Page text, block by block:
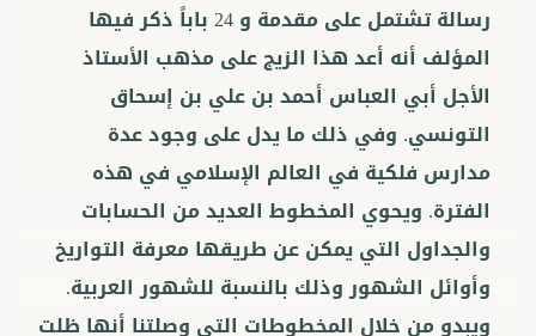
رسالة تشتمل على مقدمة و 24 باباً ذكر فيها
المؤلف أنه أعد هذا الزيج على مذهب الأستاذ
الأجل أبي العباس أحمد بن علي بن إسحاق
التونسي. وفي ذلك ما يدل على وجود عدة
مدارس فلكية في العالم الإسلامي في هذه
الفترة. ويحوي المخطوط العديد من الحسابات
والجداول التي يمكن عن طريقها معرفة التواريخ
وأوائل الشهور وذلك بالنسبة للشهور العربية.
ويبدو من خلال المخطوطات التي وصلتنا أنها ظلت